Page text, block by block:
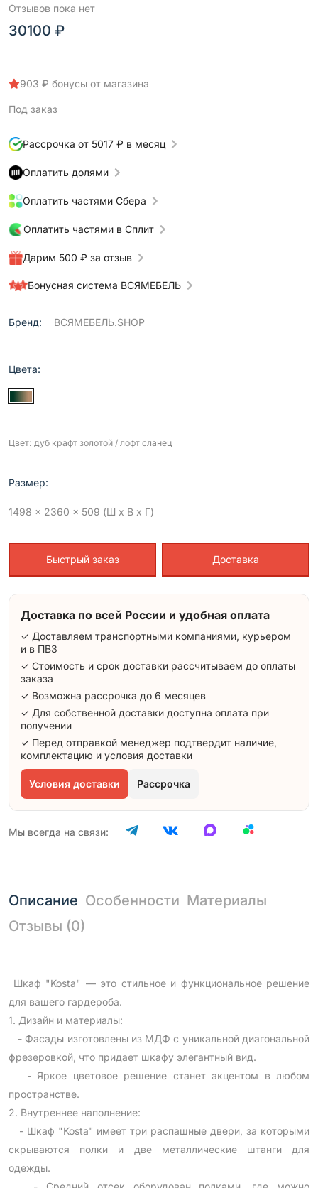
Отзывов пока нет
30100 ₽
903 ₽ бонусы от магазина
Под заказ
Рассрочка от 5017 ₽ в месяц
Оплатить долями
Оплатить частями Сбера
Оплатить частями в Сплит
Дарим 500 ₽ за отзыв
Бонусная система ВСЯМЕБЕЛЬ
Бренд: ВСЯМЕБЕЛЬ.SHOP
Цвета:
Цвет: дуб крафт золотой / лофт сланец
Размер:
1498 x 2360 x 509 (Ш x В x Г)
Быстрый заказ Доставка
Доставка по всей России и удобная оплата
✓ Доставляем транспортными компаниями, курьером
и в ПВЗ
✓ Стоимость и срок доставки рассчитываем до оплаты
заказа
✓ Возможна рассрочка до 6 месяцев
✓ Для собственной доставки доступна оплата при
получении
✓ Перед отправкой менеджер подтвердит наличие,
комплектацию и условия доставки
Условия доставки Рассрочка
Мы всегда на связи:
Описание Особенности Материалы
Отзывы (0)
Шкаф "Kosta" — это стильное и функциональное решение
для вашего гардероба.
1. Дизайн и материалы:
- Фасады изготовлены из МДФ с уникальной диагональной
фрезеровкой, что придает шкафу элегантный вид.
- Яркое цветовое решение станет акцентом в любом
пространстве.
2. Внутреннее наполнение:
- Шкаф "Kosta" имеет три распашные двери, за которыми
скрываются полки и две металлические штанги для
одежды.